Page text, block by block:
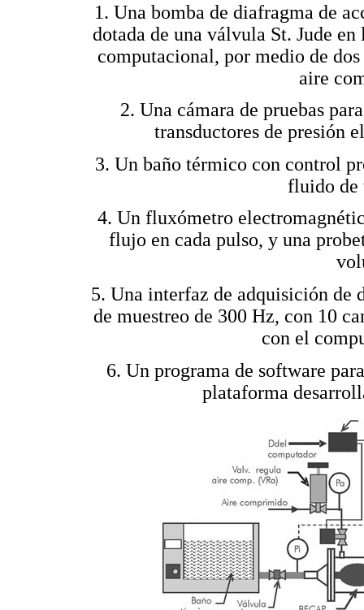
1. Una bomba de diafragma de
dotada de una válvula St. Jude
computacional, por medio de
aire
2. Una cámara de pruebas
transductores de presión
3. Un baño térmico con control
fluido de
4. Un fluxómetro
flujo en cada pulso, y una
5. Una interfaz de adquisición de
de muestreo de 300 Hz, con 10
con el
6. Un programa de software
plataforma